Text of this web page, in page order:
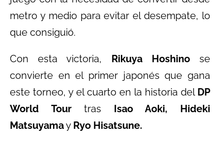
metro y medio para evitar el desempate, lo
que consiguió.
Con esta victoria, Rikuya Hoshinose
convierte en el primer japonés que gana
este torneo, y el cuarto en la historia del DP
World Tourtras Isao Aoki,
Hideki
Matsuyamay Ryo Hisatsune.